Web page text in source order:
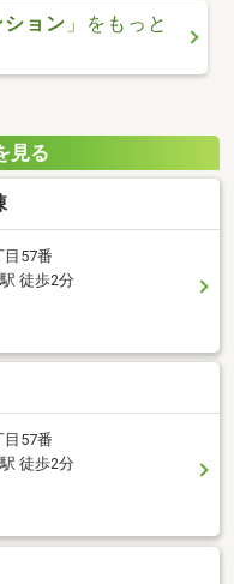
ョン 」をもっと
見る
57番
徒歩2分
57番
徒歩2分